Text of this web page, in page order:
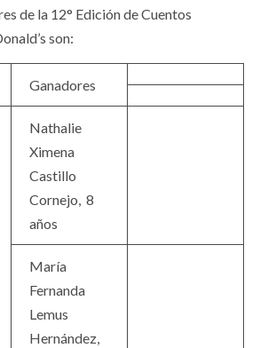
de la 12° Edición de Cuentos
son:
Ganadores
Nathalie
Ximena
Castillo
Cornejo, 8
años
María
Fernanda
Lemus
Hernández,